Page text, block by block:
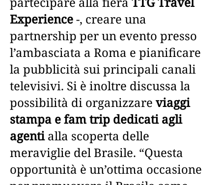
Experience-, creare una
partnership per un evento presso
l’ambasciata a Roma e pianificare
la pubblicità sui principali canali
televisivi. Si è inoltre discussa la
possibilità di organizzare viaggi
stampa e fam trip dedicati agli
agentialla scoperta delle
meraviglie del Brasile. “Questa
opportunità è un’ottima occasione